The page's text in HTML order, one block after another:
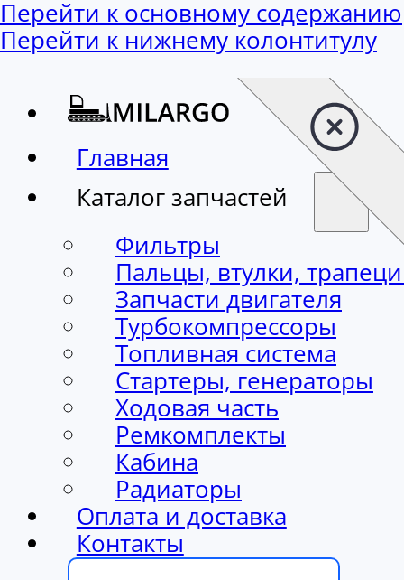
Перейти к основному содержанию
Перейти к нижнему колонтитулу
Главная
Каталог запчастей
Фильтры
Пальцы, втулки,
Запчасти двигателя
Турбокомпрессоры
Топливная система
Стартеры, генераторы
Ходовая часть
Ремкомплекты
Кабина
Радиаторы
Оплата и доставка
Контакты